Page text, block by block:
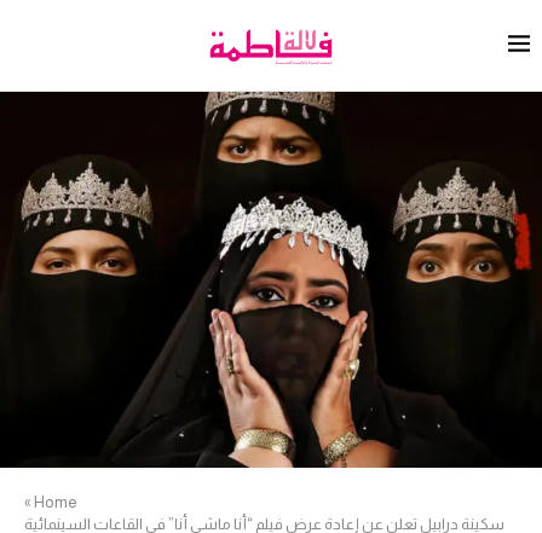
Home
»
سكينة درابيل تعلن عن إعادة عرض فيلم “أنا ماشي أنا” في القاعات السينمائية